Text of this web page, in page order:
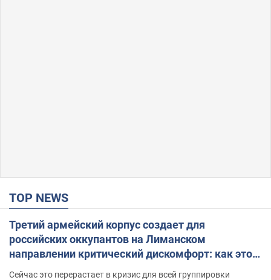
TOP NEWS
Третий армейский корпус создает для
российских оккупантов на Лиманском
направлении критический дискомфорт: как это
удалось
Сейчас это перерастает в кризис для всей группировки